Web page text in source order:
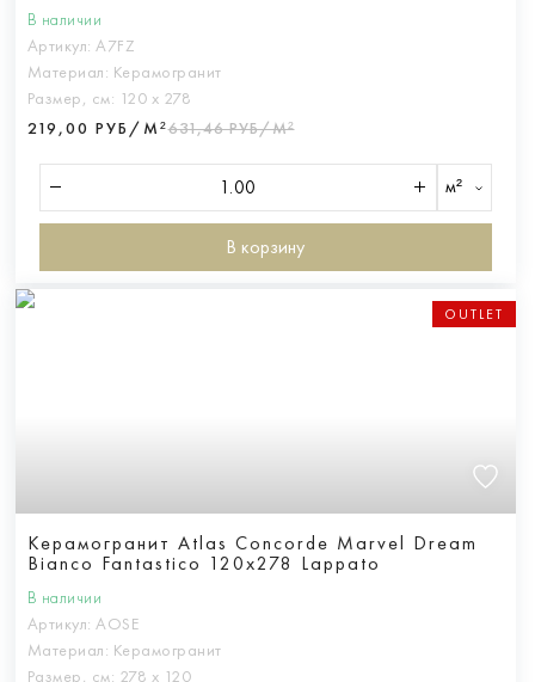
В наличии
Артикул: A7FZ
Материал: Керамогранит
Размер, см: 120 х 278
219,00 РУБ/М²631,46 РУБ/М²
м²
В корзину
OUTLET
Керамогранит Atlas Concorde Marvel Dream
Bianco Fantastico 120x278 Lappato
В наличии
Артикул: AOSE
Материал: Керамогранит
Размер, см: 278 х 120